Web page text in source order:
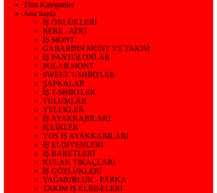
Tüm Kategoriler
Ana Sayfa
İŞ ÖNLÜKLERİ
BERE - ATKI
İŞ MONT
GABARDİN MONT VE TAKIM
İŞ PANTOLONLAR
POLAR MONT
SWEET T-SHİRTLER
ŞAPKALAR
İŞ T-SHİRTLER
TULUMLAR
YELEKLER
İŞ AYAKKABILARI
İÇLİKLER
YDS İŞ AYAKKABILARI
İŞ ELDİVENLERİ
İŞ BARETLERİ
KULAK TIKAÇLARI
İŞ GÖZLÜKLERİ
YAĞMURLUK - PARKA
TAKIM İŞ ELBİSELERİ